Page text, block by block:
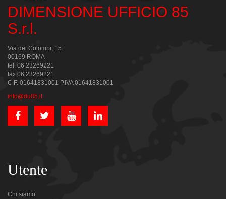
DIMENSIONE UFFICIO 85
S.r.l.
Via dei Colombi, 15
00169 ROMA
tel. 06.23269221
fax 06.23269221
C.F. 01641831001 P.IVA 01641831001
info@du85.it
Utente
Chi siamo